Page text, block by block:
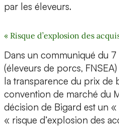
par les éleveurs.
« Risque d’explosion des
Dans un communiqué du
(éleveurs de porcs,
la transparence du prix de
convention de marché du
décision de Bigard est un
« risque d’explosion des